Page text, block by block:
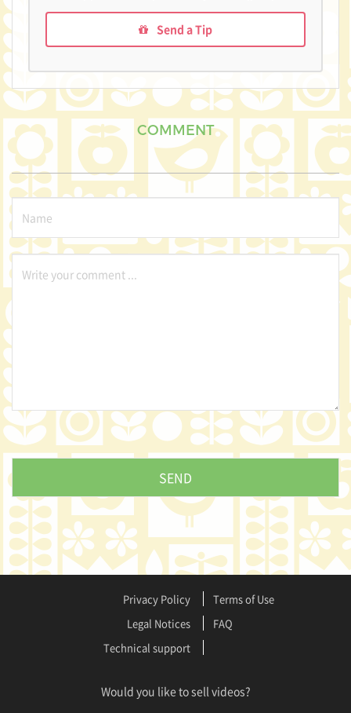
Send a Tip
COMMENT
Privacy Policy
Terms of Use
Legal Notices
FAQ
Technical support
Would you like to sell videos?